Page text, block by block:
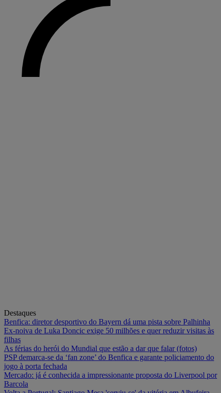
Destaques
Benfica: diretor desportivo do Bayern dá uma pista sobre Palhinha
Ex-noiva de Luka Doncic exige 50 milhões e quer reduzir visitas às
filhas
As férias do herói do Mundial que estão a dar que falar (fotos)
PSP demarca-se da ‘fan zone’ do Benfica e garante policiamento do
jogo à porta fechada
Mercado: já é conhecida a impressionante proposta do Liverpool por
Barcola